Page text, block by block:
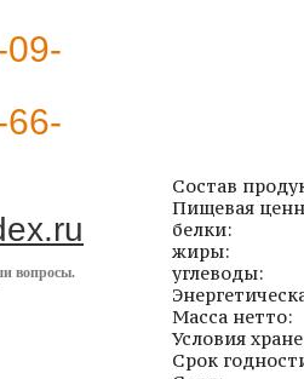
Состав
Пищевая
белки:
жиры:
углеводы:
Масса нетто:
Условия
Срок
вопросы.